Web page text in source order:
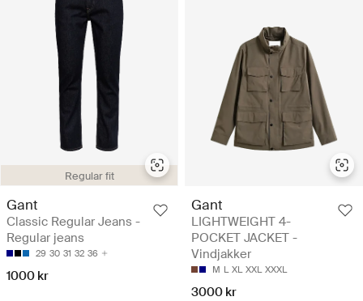
Regular fit
Gant
Classic Regular Jeans -
Regular jeans
29 30 31 32 36
1000 kr
Gant
LIGHTWEIGHT 4-
POCKET JACKET -
Vindjakker
M L XL XXL XXXL
3000 kr